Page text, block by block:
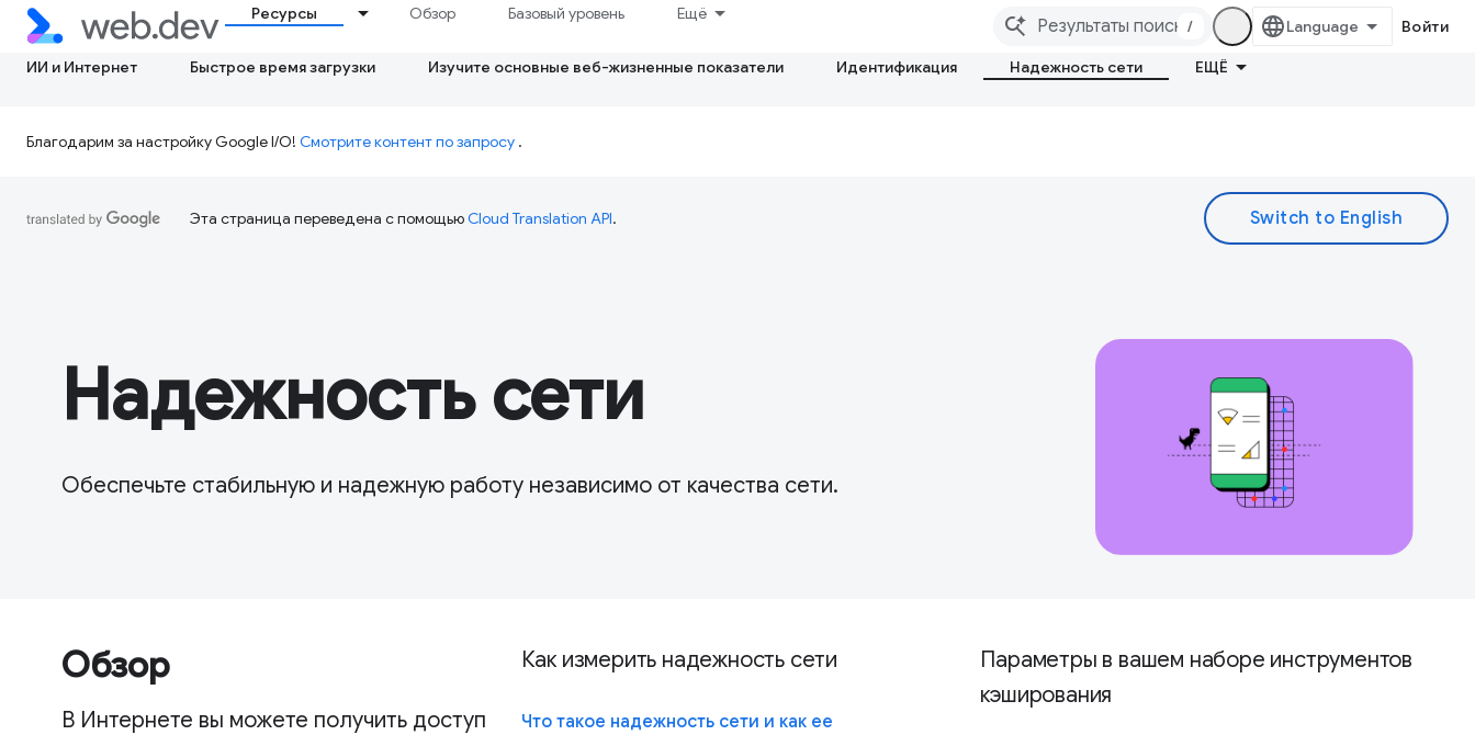
Ресурсы Обзор Базовый уровень Ещё
/ Войти
ИИ и Интернет Быстрое время загрузки Изучите основные веб-жизненные показатели Идентификация Надежность сети ЕЩЁ
Благодарим за настройку Google I/O! Смотрите контент по запросу .
Эта страница переведена с помощьюCloud Translation API.
Надежность сети
Обеспечьте стабильную и надежную работу независимо от качества сети.
Обзор
В Интернете вы можете получить доступ
Как измерить надежность сети
Что такое надежность сети и как ее
Параметры в вашем наборе инструментов
кэширования